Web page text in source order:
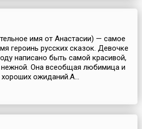
имя от Анастасии) — самое
героинь русских сказок. Девочке
написано быть самой красивой,
Она всеобщая любимица и
ожиданий.А...